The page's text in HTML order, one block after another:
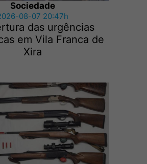
Sociedade
08-07 20:47h
das urgências
em Vila Franca de
Xira